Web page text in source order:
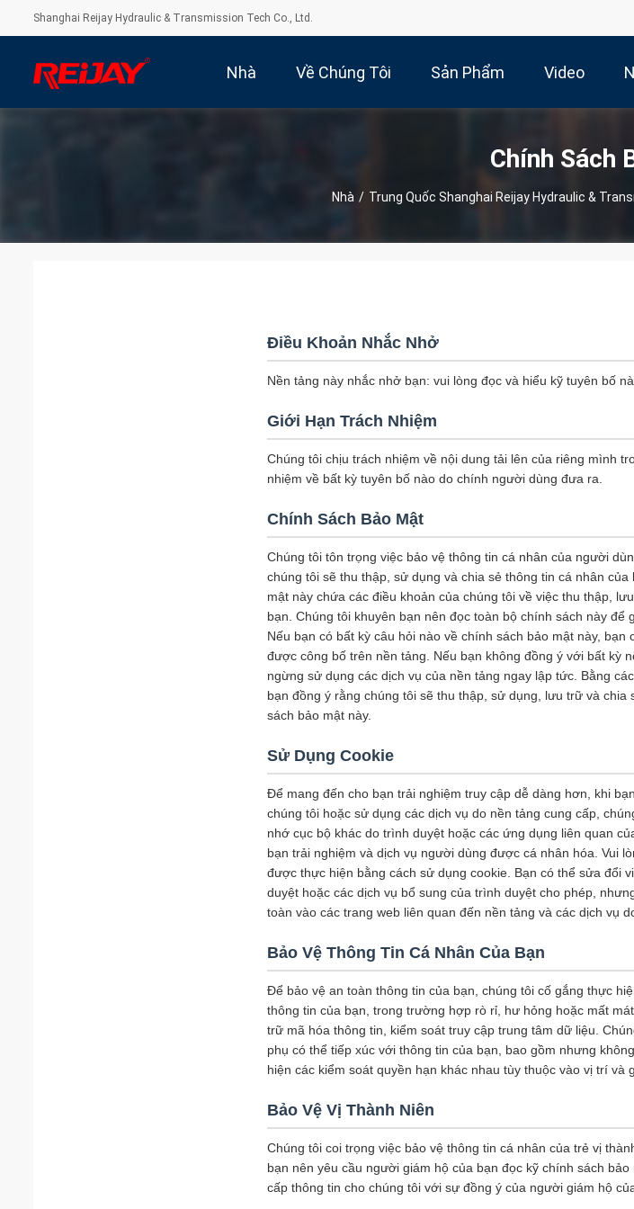
Shanghai Reijay Hydraulic & Transmission Tech Co., Ltd.
Nhà Về Chúng Tôi Sản Phẩm Video
Chính Sách
Nhà / Trung Quốc Shanghai Reijay Hydraulic &
Điều Khoản Nhắc Nhở
Nền tảng này nhắc nhở bạn: vui lòng đọc và hiểu kỹ tuyên bố
Giới Hạn Trách Nhiệm
Chúng tôi chịu trách nhiệm về nội dung tải lên của riêng mình
nhiệm về bất kỳ tuyên bố nào do chính người dùng đưa ra.
Chính Sách Bảo Mật
Chúng tôi tôn trọng việc bảo vệ thông tin cá nhân của người
chúng tôi sẽ thu thập, sử dụng và chia sẻ thông tin cá nhân
mật này chứa các điều khoản của chúng tôi về việc thu thập,
bạn. Chúng tôi khuyên bạn nên đọc toàn bộ chính sách này để
Nếu bạn có bất kỳ câu hỏi nào về chính sách bảo mật này,
được công bố trên nền tảng. Nếu bạn không đồng ý với bất kỳ
ngừng sử dụng các dịch vụ của nền tảng ngay lập tức. Bằng
bạn đồng ý rằng chúng tôi sẽ thu thập, sử dụng, lưu trữ và
sách bảo mật này.
Sử Dụng Cookie
Để mang đến cho bạn trải nghiệm truy cập dễ dàng hơn, khi
chúng tôi hoặc sử dụng các dịch vụ do nền tảng cung cấp,
nhớ cục bộ khác do trình duyệt hoặc các ứng dụng liên quan
bạn trải nghiệm và dịch vụ người dùng được cá nhân hóa. Vui
được thực hiện bằng cách sử dụng cookie. Bạn có thể sửa đổi
duyệt hoặc các dịch vụ bổ sung của trình duyệt cho phép,
toàn vào các trang web liên quan đến nền tảng và các dịch vụ
Bảo Vệ Thông Tin Cá Nhân Của Bạn
Để bảo vệ an toàn thông tin của bạn, chúng tôi cố gắng thực
thông tin của bạn, trong trường hợp rò rỉ, hư hỏng hoặc mất
trữ mã hóa thông tin, kiểm soát truy cập trung tâm dữ liệu.
phụ có thể tiếp xúc với thông tin của bạn, bao gồm nhưng
hiện các kiểm soát quyền hạn khác nhau tùy thuộc vào vị trí và
Bảo Vệ Vị Thành Niên
Chúng tôi coi trọng việc bảo vệ thông tin cá nhân của trẻ vị
bạn nên yêu cầu người giám hộ của bạn đọc kỹ chính sách
cấp thông tin cho chúng tôi với sự đồng ý của người giám hộ